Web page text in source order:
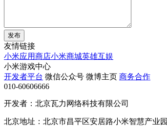
发布
友情链接
小米应用商店小米商城英雄互娱
小米游戏中心
开发者平台 微信公众号 微博主页 商务合作
010-60606666
开发者：北京瓦力网络科技有限公司
北京地址：北京市昌平区安居路小米智慧产业园